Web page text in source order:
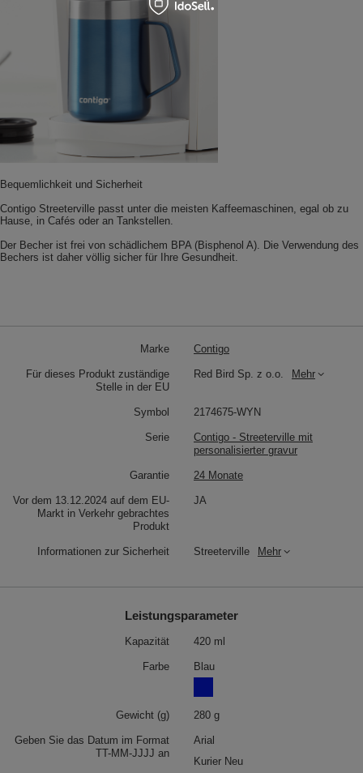
Bequemlichkeit und Sicherheit
Contigo Streeterville passt unter die meisten Kaffeemaschinen, egal ob zu
Hause, in Cafés oder an Tankstellen.
Der Becher ist frei von schädlichem BPA (Bisphenol A). Die Verwendung des
Bechers ist daher völlig sicher für Ihre Gesundheit.
Marke Contigo
Für dieses Produkt zuständige
Stelle in der EU
Red Bird Sp. z o.o. Mehr
Symbol 2174675-WYN
Serie
Contigo - Streeterville mit
personalisierter gravur
Garantie 24 Monate
Vor dem 13.12.2024 auf dem EU-
Markt in Verkehr gebrachtes
Produkt
JA
Informationen zur Sicherheit Streeterville Mehr
Leistungsparameter
Kapazität 420 ml
Farbe Blau
Gewicht (g) 280 g
Geben Sie das Datum im Format
TT-MM-JJJJ an
Arial
Kurier Neu